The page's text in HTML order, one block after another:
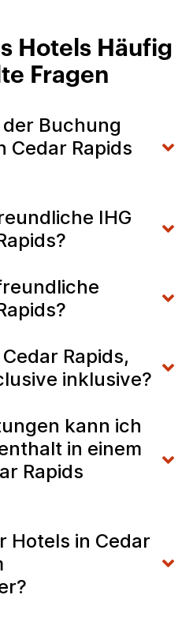
Hotels Häufig
Fragen
Buchung
Cedar Rapids
IHG
Rapids,
inklusive?
kann ich
in einem
Rapids
Hotels in Cedar